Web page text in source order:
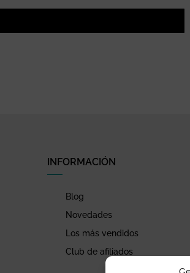
INFORMACIÓN
Blog
Novedades
Los más vendidos
Club de afiliados